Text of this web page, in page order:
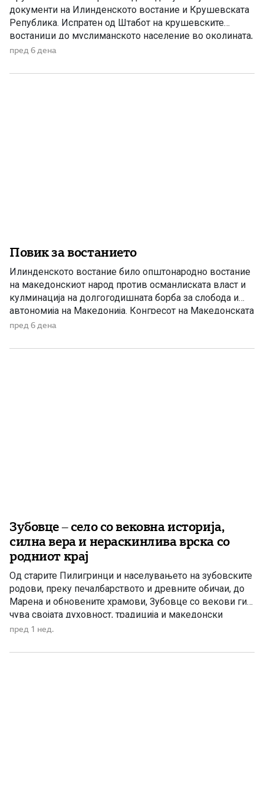
документи на Илинденското востание и Крушевската
Република. Испратен од Штабот на крушевските
востаници до муслиманското население во околината,
тој претставува повик за заедничка борба против
верата и народноста. Крушевскиот манифест Браќа
пред 6 дена
Повик за востанието
Илинденското востание било општонародно востание
на македонскиот народ против османлиската власт и
кулминација на долгогодишната борба за слобода и
автономија на Македонија. Конгресот на Македонската
револуционерна организација, одржан во Солун, донел
што неговото започнување и водење им биле
пред 6 дена
Зубовце – село со вековна историја,
силна вера и нераскинлива врска со
родниот крај
Од старите Пилигринци и населувањето на зубовските
родови, преку печалбарството и древните обичаи, до
Марена и обновените храмови, Зубовце со векови ги
чува својата духовност, традиција и македонски
идентитет. Во подножјето на Шар Планина, меѓу
Зубовскиот Поток, се наоѓа Зубовце – старо полошко
пред 1 нед.